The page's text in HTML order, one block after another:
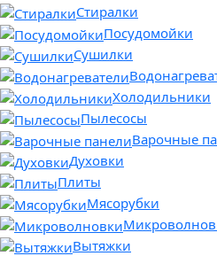
Стиралки
Посудомойки
Сушилки
Холодильники
Пылесосы
Варочные
Духовки
Плиты
Мясорубки
Вытяжки